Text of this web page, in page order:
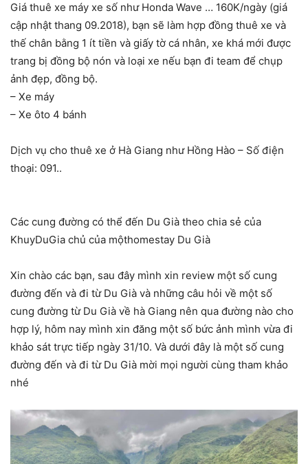
Giá thuê xe máy xe số như Honda Wave … 160K/ngày (giá
cập nhật thang 09.2018), bạn sẽ làm hợp đồng thuê xe và
thế chân bằng 1 ít tiền và giấy tờ cá nhân, xe khá mới được
trang bị đồng bộ nón và loại xe nếu bạn đi team để chụp
ảnh đẹp, đồng bộ.
– Xe máy
– Xe ôto 4 bánh
Dịch vụ cho thuê xe ở Hà Giang như Hồng Hào – Số điện
thoại: 091..
Các cung đường có thể đến Du Già theo chia sẻ của
KhuyDuGia chủ của mộthomestay Du Già
Xin chào các bạn, sau đây mình xin review một số cung
đường đến và đi từ Du Già và những câu hỏi về một số
cung đường từ Du Già về hà Giang nên qua đường nào cho
hợp lý, hôm nay mình xin đăng một số bức ảnh mình vừa đi
khảo sát trực tiếp ngày 31/10. Và dưới đây là một số cung
đường đến và đi từ Du Già mời mọi người cùng tham khảo
nhé